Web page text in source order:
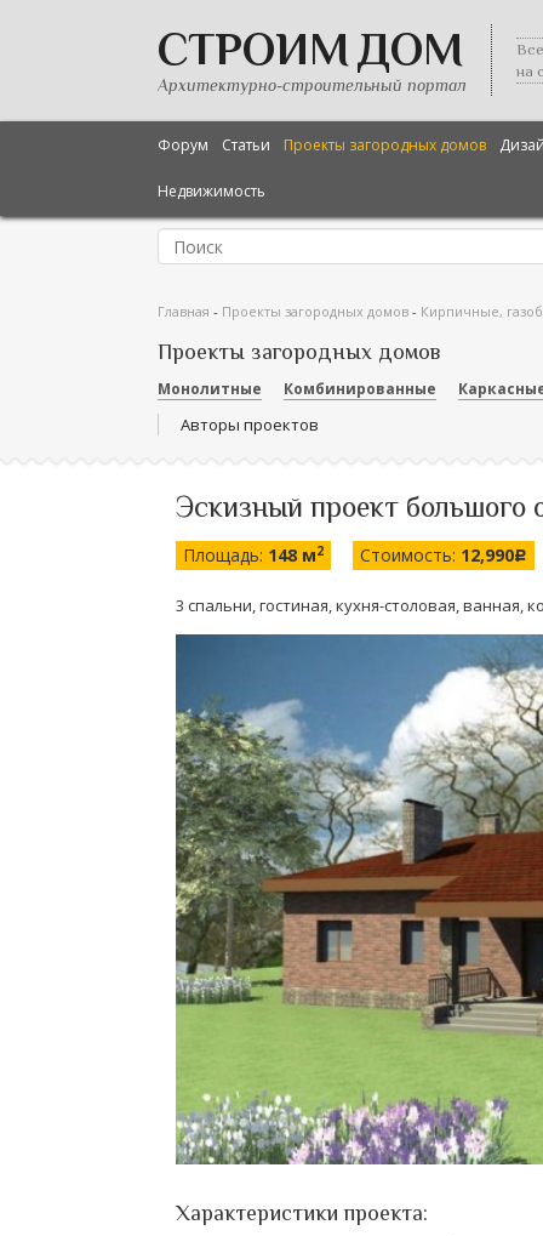
СТРОИМ ДОМ
Архитектурно-строительный портал
на
Форум Статьи Проекты загородных домов
Недвижимость
Главная - Проекты загородных домов - Кирпичные,
Проекты загородных домов
Монолитные Комбинированные
Авторы проектов
Эскизный проект большого
Площадь: 148 м2 Стоимость: 12,990c
3 спальни, гостиная, кухня-столовая, ванная,
Характеристики проекта: